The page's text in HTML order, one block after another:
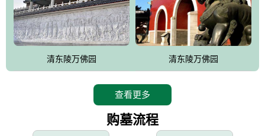
合服务设施，服务于陵园经营，使企业的多元化经营项目相互依
托、相互促进，园区绿化覆盖率达90%。
设计建造各种墓地墓位3万个；主体建筑金宝塔，墓位容量8万个，
能适应不同消费阶层的需求，为客户提供墓碑设计制作服务、特色
清东陵万佛园 清东陵万佛园
查看更多
购墓流程